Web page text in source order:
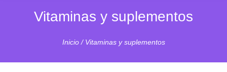
Vitaminas y suplementos
Inicio/ Vitaminas y suplementos